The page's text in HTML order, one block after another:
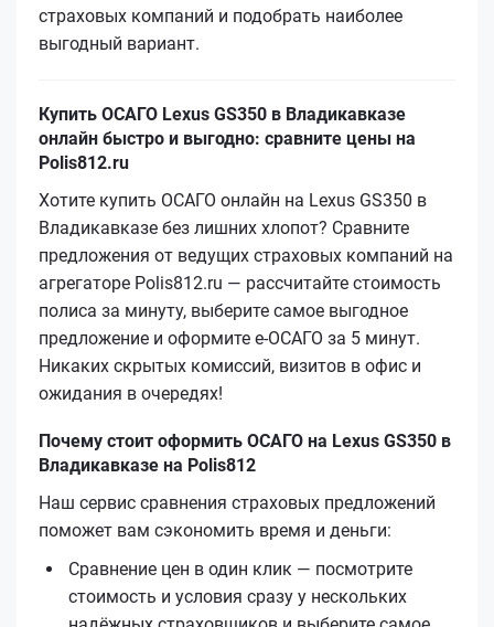
страховых компаний и подобрать наиболее
выгодный вариант.
Купить ОСАГО Lexus GS350 в Владикавказе
онлайн быстро и выгодно: сравните цены на
Polis812.ru
Хотите купить ОСАГО онлайн на Lexus GS350 в
Владикавказе без лишних хлопот? Сравните
предложения от ведущих страховых компаний на
агрегаторе Polis812.ru — рассчитайте стоимость
полиса за минуту, выберите самое выгодное
предложение и оформите е‑ОСАГО за 5 минут.
Никаких скрытых комиссий, визитов в офис и
ожидания в очередях!
Почему стоит оформить ОСАГО на Lexus GS350 в
Владикавказе на Polis812
Наш сервис сравнения страховых предложений
поможет вам сэкономить время и деньги:
Сравнение цен в один клик — посмотрите
стоимость и условия сразу у нескольких